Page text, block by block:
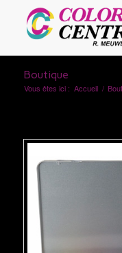
Boutique
Vous êtes ici : Accueil /